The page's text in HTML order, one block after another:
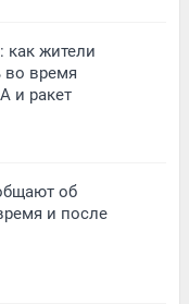
как жители
во время
и ракет
об
и после